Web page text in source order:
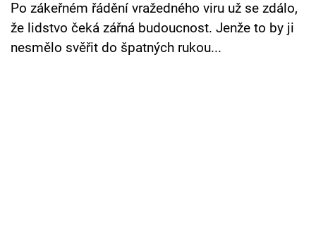
Přihlášení
Po zákeřném řádění vražedného viru už se zdálo,
že lidstvo čeká zářná budoucnost. Jenže to by ji
nesmělo svěřit do špatných rukou...